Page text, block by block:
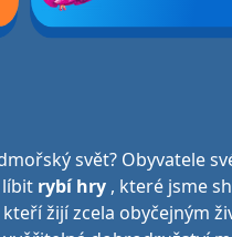
svět? Obyvatele
líbit rybí hry , které jsme
žijí zcela obyčejným